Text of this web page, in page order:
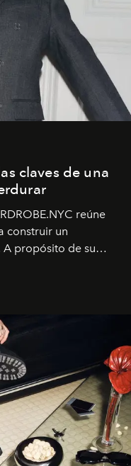
claves de una
reúne
construir un
propósito de su
global de la marca